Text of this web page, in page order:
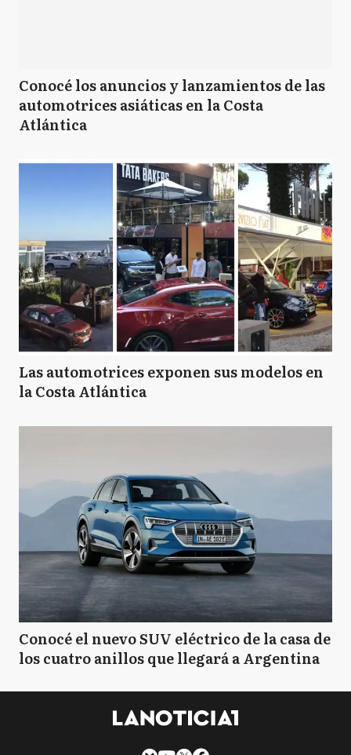
Conocé los anuncios y lanzamientos de las
automotrices asiáticas en la Costa
Atlántica
Las automotrices exponen sus modelos en
la Costa Atlántica
Conocé el nuevo SUV eléctrico de la casa de
los cuatro anillos que llegará a Argentina